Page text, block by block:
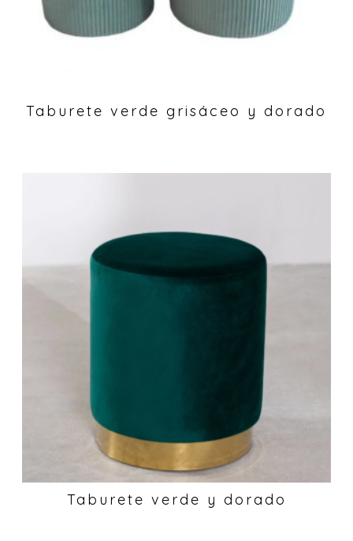
Taburete verde grisáceo y dorado
Taburete verde y dorado